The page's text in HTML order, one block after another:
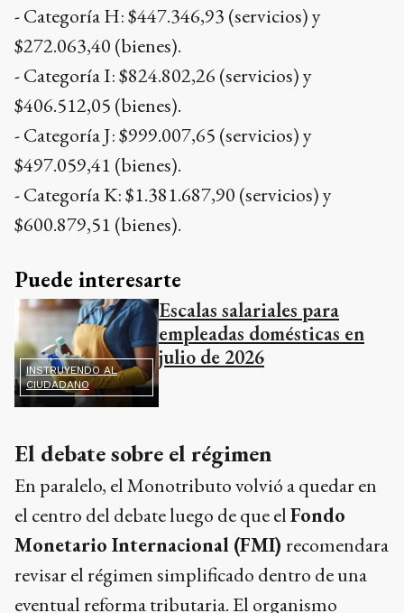
- Categoría H: $447.346,93 (servicios) y
$272.063,40 (bienes).
- Categoría I: $824.802,26 (servicios) y
$406.512,05 (bienes).
- Categoría J: $999.007,65 (servicios) y
$497.059,41 (bienes).
- Categoría K: $1.381.687,90 (servicios) y
$600.879,51 (bienes).
Puede interesarte
INSTRUYENDO AL
CIUDADANO
Escalas salariales para
empleadas domésticas en
julio de 2026
El debate sobre el régimen
En paralelo, el Monotributo volvió a quedar en
el centro del debate luego de que elFondo
Monetario Internacional (FMI) recomendara
revisar el régimen simplificado dentro de una
eventual reforma tributaria. El organismo